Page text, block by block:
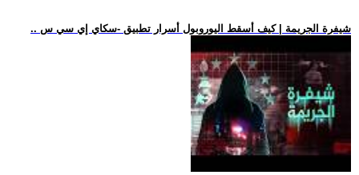
.. شيفرة الجريمة | كيف أسقط اليوروبول أسرار تطبيق -سكاي إي سي س